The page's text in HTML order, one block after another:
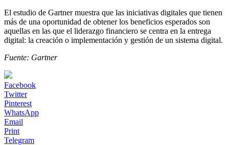
El estudio de Gartner muestra que las iniciativas digitales que tienen
más de una oportunidad de obtener los beneficios esperados son
aquellas en las que el liderazgo financiero se centra en la entrega
digital: la creación o implementación y gestión de un sistema digital.
Fuente: Gartner
Facebook
Twitter
Pinterest
WhatsApp
Email
Print
Telegram